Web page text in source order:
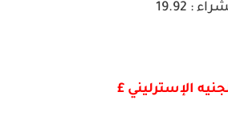
: 19.92
الإسترليني £